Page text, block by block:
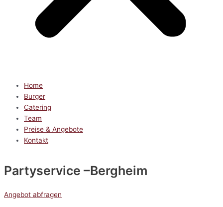
Home
Burger
Catering
Team
Preise & Angebote
Kontakt
Partyservice –Bergheim
Angebot abfragen